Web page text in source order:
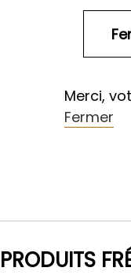
Merci,
Fermer
PRODUITS